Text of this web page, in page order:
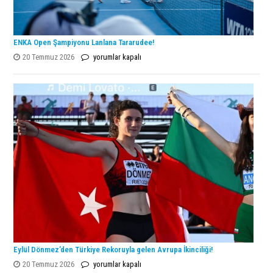
ENKA Open Şampiyonu Lanlana Tararudee!
20 Temmuz 2026
ENKA
Şampiyonu
Lanlana
Tararudee!
için
yorumlar kapalı
Eylül Dönmez’den Türkiye Rekoruyla gelen Avrupa İkinciliği!
20 Temmuz 2026
Eylül
yorumlar kapalı